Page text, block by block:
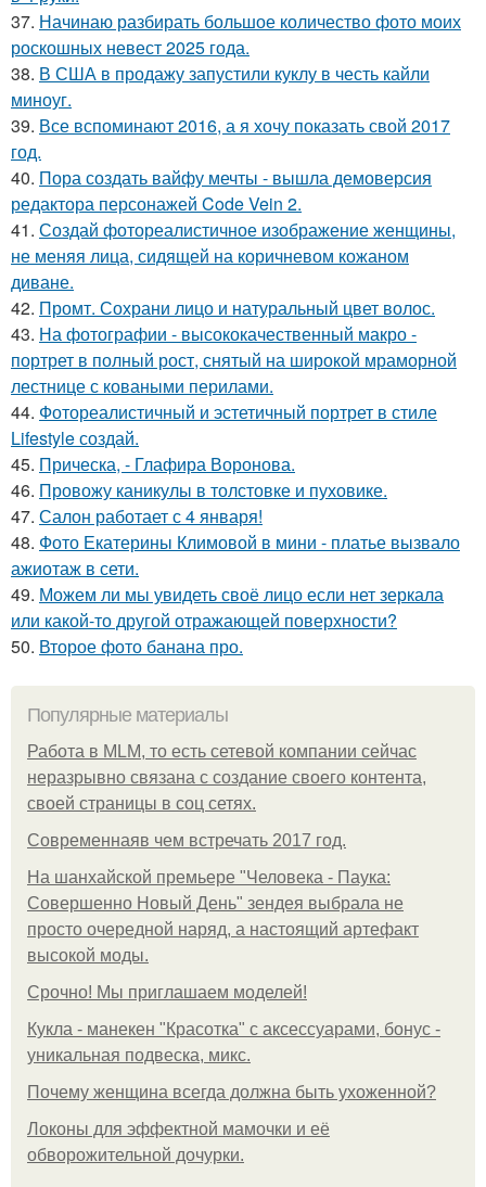
37. Начинаю разбирать большое количество фото моих
роскошных невест 2025 года.
38. В США в продажу запустили куклу в честь кайли
миноуг.
39. Все вспоминают 2016, а я хочу показать свой 2017
год.
40. Пора создать вайфу мечты - вышла демоверсия
редактора персонажей Code Vein 2.
41. Создай фотореалистичное изображение женщины,
не меняя лица, сидящей на коричневом кожаном
диване.
42. Промт. Сохрани лицо и натуральный цвет волос.
43. На фотографии - высококачественный макро -
портрет в полный рост, снятый на широкой мраморной
лестнице с коваными перилами.
44. Фотореалистичный и эстетичный портрет в стиле
Lifestyle создай.
45. Прическа, - Глафира Воронова.
46. Провожу каникулы в толстовке и пуховике.
47. Салон работает с 4 января!
48. Фото Екатерины Климовой в мини - платье вызвало
ажиотаж в сети.
49. Можем ли мы увидеть своё лицо если нет зеркала
или какой-то другой отражающей поверхности?
50. Второе фото банана про.
Популярные материалы
Работа в MLM, то есть сетевой компании сейчас
неразрывно связана с создание своего контента,
своей страницы в соц сетях.
Современнаяв чем встречать 2017 год.
На шанхайской премьере "Человека - Паука:
Совершенно Новый День" зендея выбрала не
просто очередной наряд, а настоящий артефакт
высокой моды.
Срочно! Мы приглашаем моделей!
Кукла - манекен "Красотка" с аксессуарами, бонус -
уникальная подвеска, микс.
Почему женщина всегда должна быть ухоженной?
Локоны для эффектной мамочки и её
обворожительной дочурки.